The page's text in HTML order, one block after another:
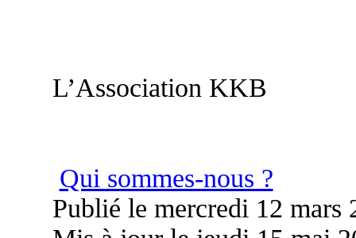
L’Association KKB
Qui sommes-nous ?
Publié le mercredi 12 mars